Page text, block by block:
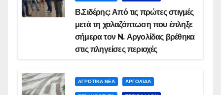
Β.Σιδέρης: Από τις πρώτες στιγμές
μετά τη χαλαζόπτωση που έπληξε
σήμερα τον N. Αργολίδας βρέθηκα
στις πληγείσες περιοχές
ΑΓΡΟΤΙΚΑ ΝΕΑ ΑΡΓΟΛΙΔΑ